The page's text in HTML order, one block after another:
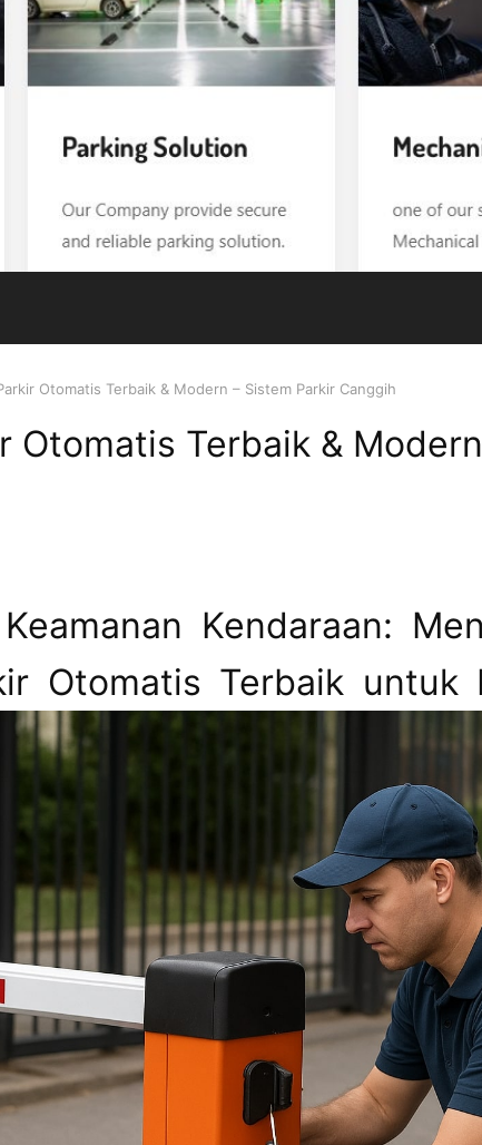
Otomatis Terbaik & Modern – Sistem Parkir Canggih
Otomatis Terbaik &
Kendaraan:
Otomatis Terbaik untuk